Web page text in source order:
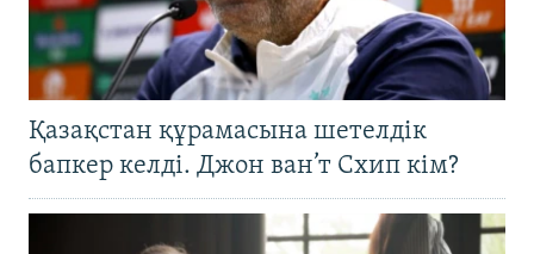
Қазақстан құрамасына шетелдік
бапкер келді. Джон ван’т Схип кім?